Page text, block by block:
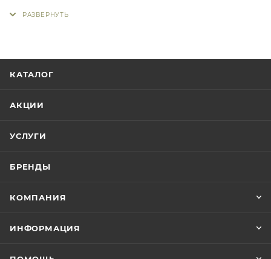
КАТАЛОГ
АКЦИИ
УСЛУГИ
БРЕНДЫ
КОМПАНИЯ
ИНФОРМАЦИЯ